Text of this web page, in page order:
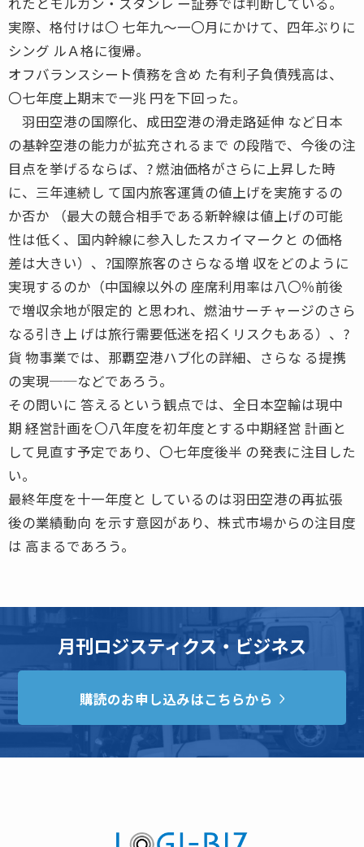
実際、格付けは〇 七年九〜一〇月にかけて、四年ぶりに
シング ルＡ格に復帰。
オフバランスシート債務を含め た有利子負債残高は、
〇七年度上期末で一兆 円を下回った。
羽田空港の国際化、成田空港の滑走路延伸 など日本
の基幹空港の能力が拡充されるまで の段階で、今後の注
目点を挙げるならば、? 燃油価格がさらに上昇した時
に、三年連続し て国内旅客運賃の値上げを実施するの
か否か （最大の競合相手である新幹線は値上げの可能
性は低く、国内幹線に参入したスカイマークと の価格
差は大きい）、?国際旅客のさらなる増 収をどのように
実現するのか（中国線以外の 座席利用率は八〇％前後
で増収余地が限定的 と思われ、燃油サーチャージのさら
なる引き上 げは旅行需要低迷を招くリスクもある）、?
貨 物事業では、那覇空港ハブ化の詳細、さらな る提携
の実現──などであろう。
その問いに 答えるという観点では、全日本空輸は現中
期 経営計画を〇八年度を初年度とする中期経営 計画と
して見直す予定であり、〇七年度後半 の発表に注目した
い。
最終年度を十一年度と しているのは羽田空港の再拡張
後の業績動向 を示す意図があり、株式市場からの注目度
は 高まるであろう。
月刊ロジスティクス・ビジネス
購読のお申し込みはこちらから